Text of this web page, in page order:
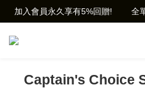
加入會員永久享有5%回贈!        全
Captain's Choice